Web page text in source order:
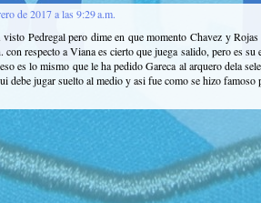
de 2017 a las 9:29 a.m.
Pedregal pero dime en que momento Chavez y
con respecto a Viana es cierto que juega salido, pero es
es lo mismo que le ha pedido Gareca al arquero dela
debe jugar suelto al medio y asi fue como se hizo famoso